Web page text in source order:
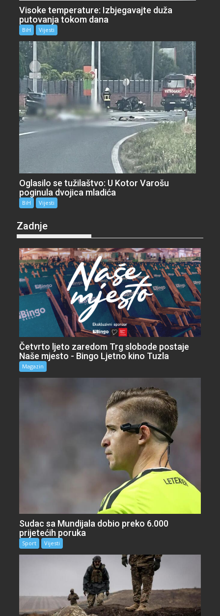
Visoke temperature: Izbjegavajte duža
putovanja tokom dana
BiH Vijesti
Oglasilo se tužilaštvo: U Kotor Varošu
poginula dvojica mladića
BiH Vijesti
Zadnje
Četvrto ljeto zaredom Trg slobode postaje
Naše mjesto - Bingo Ljetno kino Tuzla
Magazin
Sudac sa Mundijala dobio preko 6.000
prijetećih poruka
Sport Vijesti